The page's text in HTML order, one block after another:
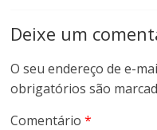
Deixe um
O seu endereço de e-
obrigatórios são
Comentário*